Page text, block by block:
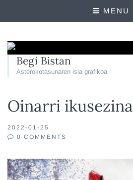
MENU
Begi Bistan
Asterokotasunaren isla grafikoa
Oinarri ikusezina
2022-01-25
0 COMMENTS